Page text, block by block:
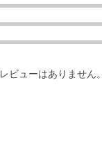
レビューはありません。